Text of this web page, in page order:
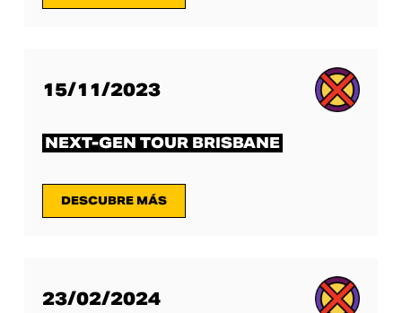
15/11/2023
NEXT-GEN TOUR BRISBANE
DESCUBRE MÁS
23/02/2024